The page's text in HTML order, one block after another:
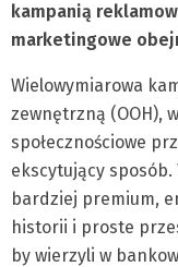
kampanią
marketingowe
Wielowymiarowa
zewnętrzną (OOH),
społecznościowe
ekscytujący
bardziej premium,
historii i proste
by wierzyli w